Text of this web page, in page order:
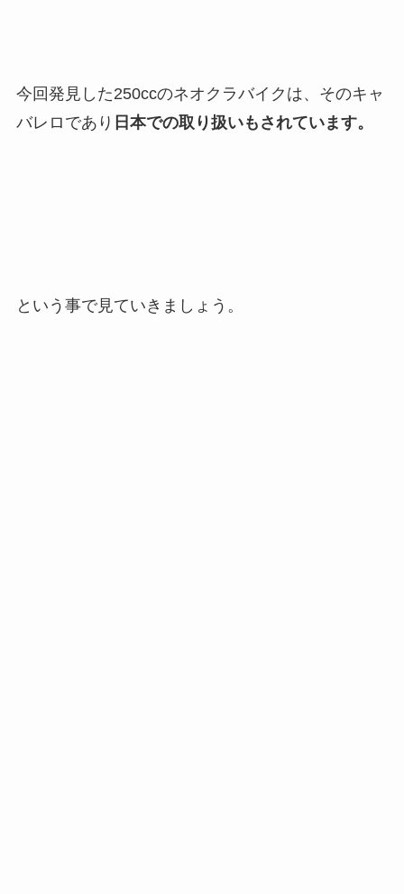
今回発見した250ccのネオクラバイクは、そのキャ
バレロであり 日本での取り扱いもされています。
という事で見ていきましょう。